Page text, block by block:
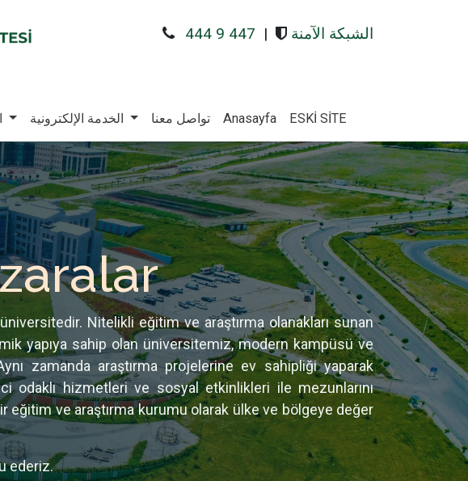
444 9 447 | الشبكة الآمنة
الخدمة الإلكترونية تواصل معنا Anasayfa ESKİ SİTE
Nitelikli eğitim ve araştırma olanakları sunan
yapıya sahip olan üniversitemiz, modern kampüsü ve
zamanda araştırma projelerine ev sahipliği yaparak
odaklı hizmetleri ve sosyal etkinlikleri ile mezunlarını
eğitim ve araştırma kurumu olarak ülke ve bölgeye değer
ederiz.